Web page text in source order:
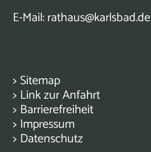
E-Mail:rathaus@karlsbad.de
> Sitemap
> Link zur Anfahrt
> Barrierefreiheit
> Impressum
> Datenschutz